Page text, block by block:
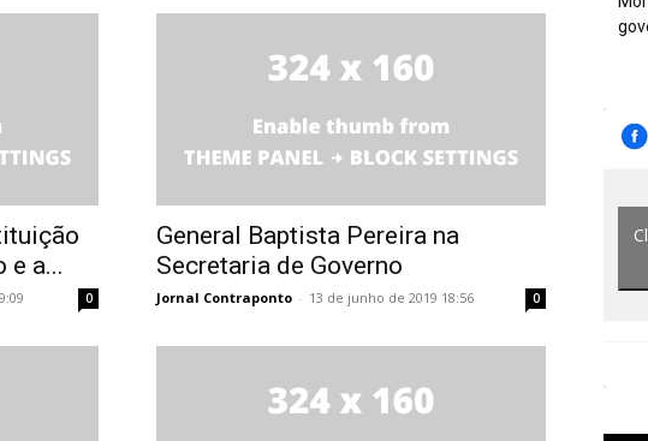
e a...
0
General Baptista Pereira na
Secretaria de Governo
Jornal Contraponto - 13 de junho de 2019 18:56 0